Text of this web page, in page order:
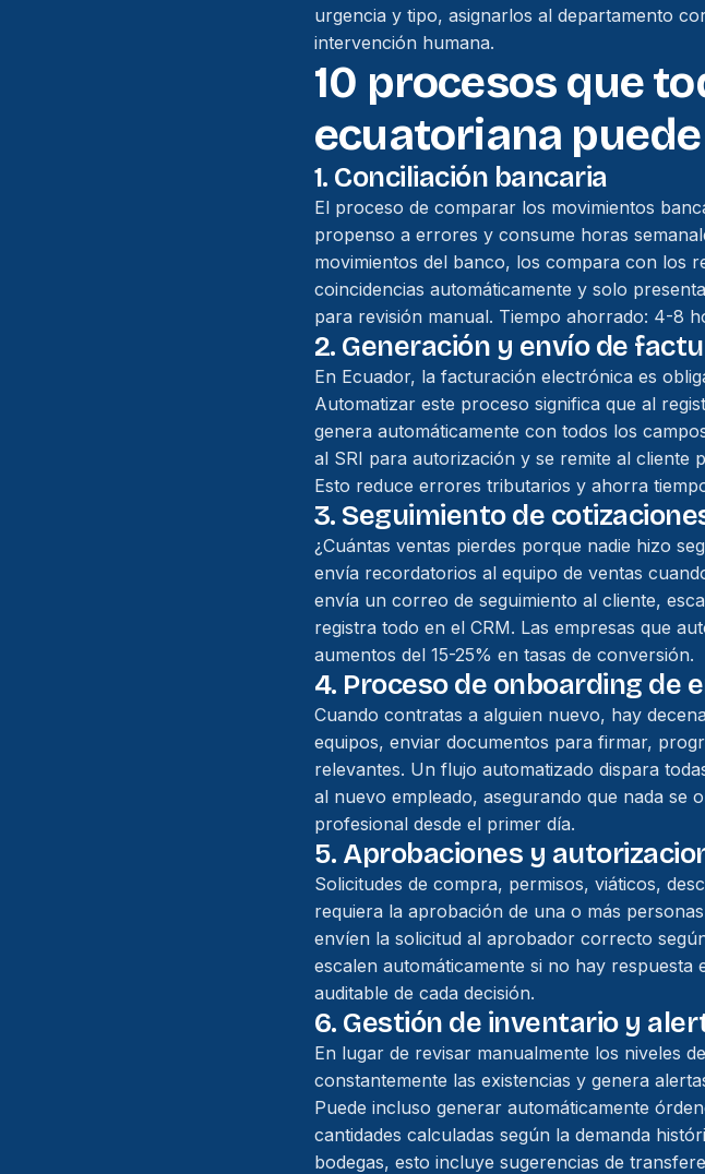
urgencia y tipo, asignarlos al departamento
intervención humana.
10 procesos que
ecuatoriana
1. Conciliación bancaria
El proceso de comparar los movimientos
propenso a errores y consume horas
movimientos del banco, los compara con los
coincidencias automáticamente y solo
para revisión manual. Tiempo ahorrado: 4-8
2. Generación y envío de
En Ecuador, la facturación electrónica es
Automatizar este proceso significa que al
genera automáticamente con todos los
al SRI para autorización y se remite al
Esto reduce errores tributarios y ahorra
3. Seguimiento de
¿Cuántas ventas pierdes porque nadie hizo
envía recordatorios al equipo de ventas
envía un correo de seguimiento al cliente,
registra todo en el CRM. Las empresas que
aumentos del 15-25% en tasas de conversión.
4. Proceso de onboarding de
Cuando contratas a alguien nuevo, hay
equipos, enviar documentos para firmar,
relevantes. Un flujo automatizado dispara
al nuevo empleado, asegurando que nada se
profesional desde el primer día.
5. Aprobaciones y
Solicitudes de compra, permisos, viáticos,
requiera la aprobación de una o más
envíen la solicitud al aprobador correcto
escalen automáticamente si no hay
auditable de cada decisión.
6. Gestión de inventario y
En lugar de revisar manualmente los niveles
constantemente las existencias y genera
Puede incluso generar automáticamente
cantidades calculadas según la demanda
bodegas, esto incluye sugerencias de